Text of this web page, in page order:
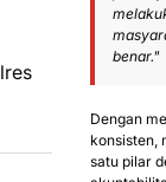
benar."
Dengan
konsisten,
satu pilar